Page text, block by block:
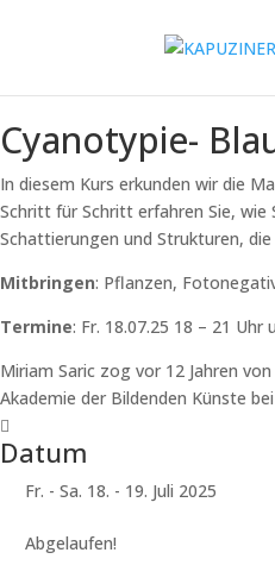
Cyanotypie-
In diesem Kurs erkunden wir die
Schritt für Schritt erfahren Sie,
Schattierungen und Strukturen,
Mitbringen: Pflanzen,
Termine: Fr. 18.07.25 18 – 21 Uhr
Miriam Saric zog vor 12 Jahren
Akademie der Bildenden Künste
Datum
Fr. - Sa. 18. - 19. Juli 2025
Abgelaufen!